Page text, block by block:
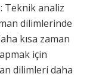
Teknik analiz
dilimlerinde
kısa zaman
için
dilimleri daha